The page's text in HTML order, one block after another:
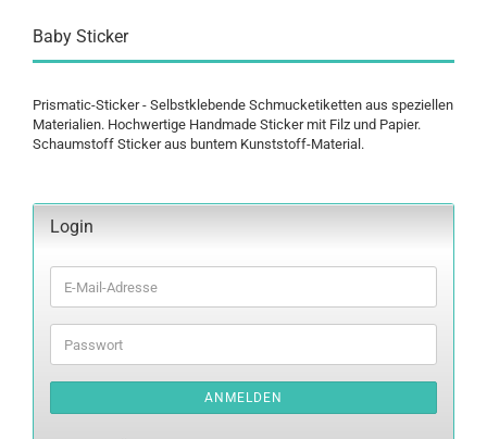
Baby Sticker
Prismatic-Sticker - Selbstklebende Schmucketiketten aus speziellen
Materialien. Hochwertige Handmade Sticker mit Filz und Papier.
Schaumstoff Sticker aus buntem Kunststoff-Material.
Login
E-
Mail-
Adresse
Passwort
ANMELDEN